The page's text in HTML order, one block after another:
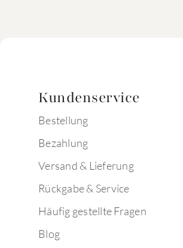
Kundenservice
Bestellung
Bezahlung
Versand & Lieferung
Rückgabe & Service
Häufig gestellte Fragen
Blog